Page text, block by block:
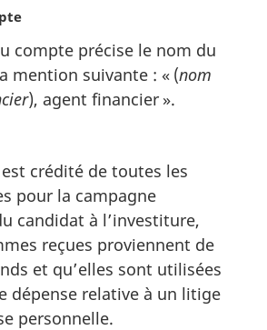
compte précise le nom du
mention suivante : « (nom
), agent financier ».
crédité de toutes les
pour la campagne
candidat à l’investiture,
reçues proviennent de
et qu’elles sont utilisées
dépense relative à un litige
personnelle.